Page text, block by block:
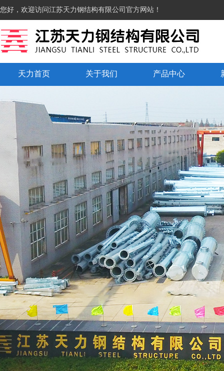
您好，欢迎访问江苏天力钢结构有限公司官方网站！
天力首页 关于我们 产品中心